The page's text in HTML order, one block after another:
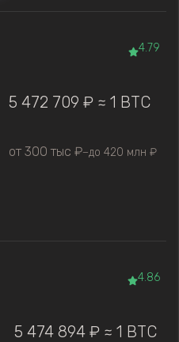
4.79
5 472 709 ₽ ≈ 1 BTC
от 300 тыс ₽—до 420 млн ₽
4.86
5 474 894 ₽ ≈ 1 BTC